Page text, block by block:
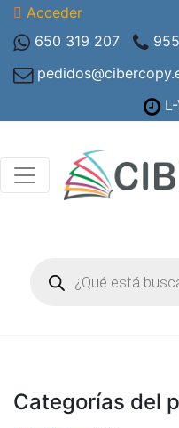
Acceder
650 319 207
productos
Categorías del